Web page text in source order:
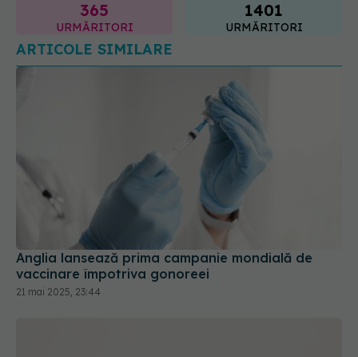
ARTICOLE SIMILARE
Anglia lansează prima campanie mondială de
vaccinare împotriva gonoreei
21 mai 2025, 23:44